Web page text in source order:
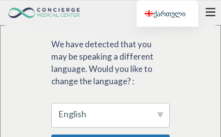
We have detected that you
may be speaking a different
language. Would you like to
change the language? :
English
მენიუ
ქართული